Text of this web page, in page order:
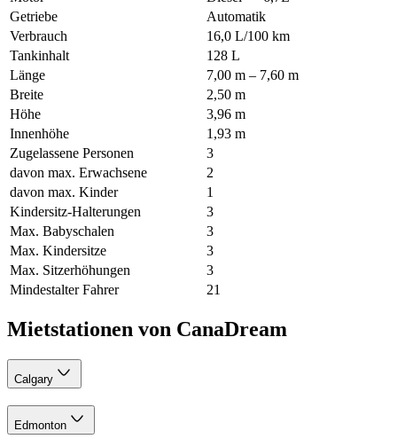
Getriebe
Automatik
Verbrauch
16,0 L/100 km
Tankinhalt
128 L
Länge
7,00 m – 7,60 m
Breite
2,50 m
Höhe
3,96 m
Innenhöhe
1,93 m
Zugelassene Personen
3
davon max. Erwachsene
2
davon max. Kinder
1
Kindersitz-Halterungen
3
Max. Babyschalen
3
Max. Kindersitze
3
Max. Sitzerhöhungen
3
Mindestalter Fahrer
21
Mietstationen von CanaDream
Calgary
Edmonton